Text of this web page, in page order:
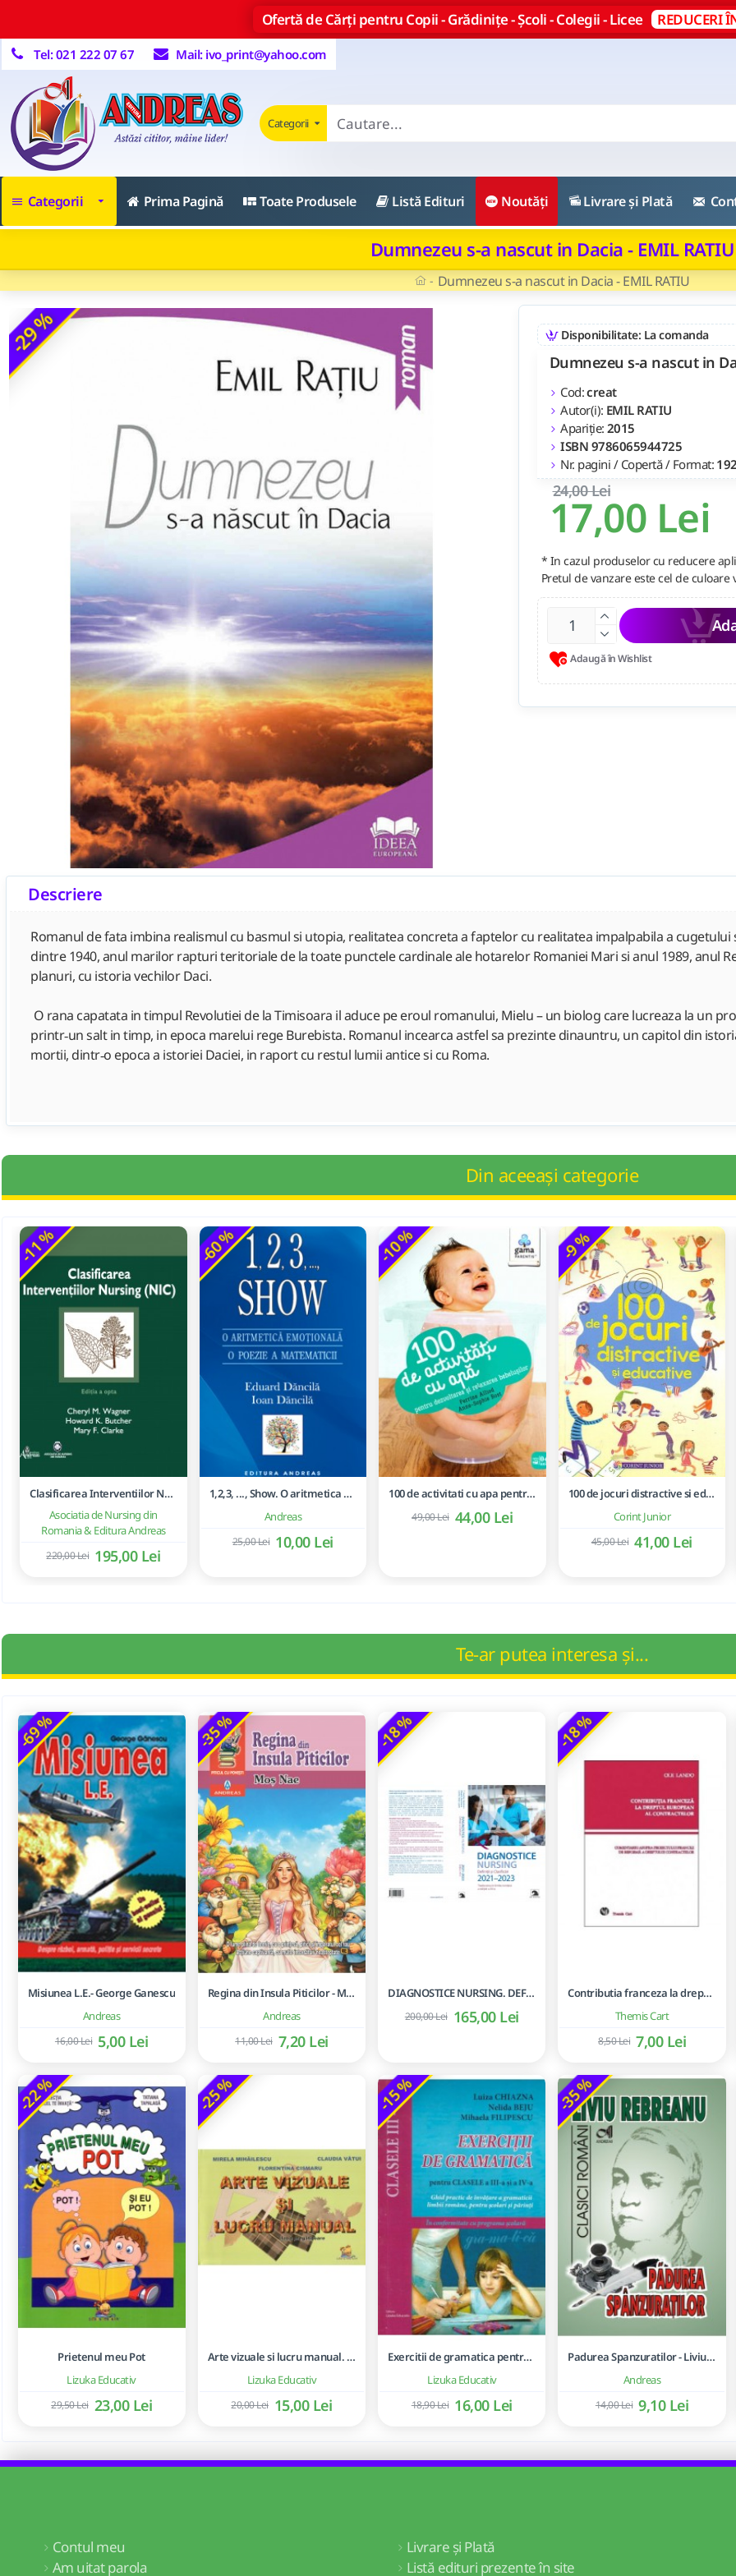
Ofertă de Cărți pentru Copii - Grădinițe - Școli - Colegii - Licee REDUCERI
Tel: 021 222 07 67 Mail: ivo_print@yahoo.com
Categorii
Categorii Prima Pagină Toate Produsele Listă Edituri Noutăți Livrare și Plată
Dumnezeu s-a nascut in Dacia - EMIL RATIU
Dumnezeu s-a nascut in Dacia - EMIL RATIU
-29 % Disponibilitate: La comanda
17,00 Lei
24,00 Lei
Dumnezeu s-a nascut in
Cod:creat
Autor(i): EMIL RATIU
Apariție: 2015
ISBN 9786065944725
Nr. pagini / Copertă / Format:
Adaugă în Wishlist
* In cazul produselor cu reducere
Pretul de vanzare este cel de culoare
Descriere
Romanul de fata imbina realismul cu basmul si utopia, realitatea concreta a faptelor cu realitatea impalpabila a
dintre 1940, anul marilor rapturi teritoriale de la toate punctele cardinale ale hotarelor Romaniei Mari si anul 1989, anul
planuri, cu istoria vechilor Daci.
O rana capatata in timpul Revolutiei de la Timisoara il aduce pe eroul romanului, Mielu – un biolog care lucreaza la un
printr‑un salt in timp, in epoca marelui rege Burebista. Romanul incearca astfel sa prezinte dinauntru, un capitol din
mortii, dintr‑o epoca a istoriei Daciei, in raport cu restul lumii antice si cu Roma.
Din aceeași categorie
-11 %
Asociatia de Nursing din
Romania & Editura Andreas
Clasificarea Interventiilor Nursing (NIC)
195,00 Lei
220,00 Lei
-60 %
Andreas
1,2,3, ..., Show. O aritmetica emotionala, o poezie a matematicii - Ioan Dancila
10,00 Lei
25,00 Lei
-10 %
100 de activitati cu apa pentru dezvoltarea si relaxarea bebelusilor - Perrine Alliod
44,00 Lei
49,00 Lei
-9 %
Corint Junior
100 de jocuri distractive si educative
41,00 Lei
45,00 Lei
Te-ar putea interesa și...
-69 %
Andreas
Misiunea L.E.- George Ganescu
5,00 Lei
16,00 Lei
-35 %
Andreas
Regina din Insula Piticilor - Mos Nae
7,20 Lei
11,00 Lei
-18 %
DIAGNOSTICE NURSING. DEFINITII SI CLASIFICARI 2021-2023.
165,00 Lei
200,00 Lei
-18 %
Themis Cart
Contributia franceza la dreptul european al contractelor
7,00 Lei
8,50 Lei
-22 %
Lizuka Educativ
Prietenul meu Pot
23,00 Lei
29,50 Lei
-25 %
Lizuka Educativ
Arte vizuale si lucru manual. Clasa pregatitoare - Mirela Mihailescu, Florentina Cismaru, Claudia Vatui
15,00 Lei
20,00 Lei
-15 %
Lizuka Educativ
Exercitii de gramatica pentru clasele a III-a si a IV-a - Ghid practic de invatare a gramaticii limbii romane, pentru scolarii mici si parinti
16,00 Lei
18,90 Lei
-35 %
Andreas
Padurea Spanzuratilor - Liviu Rebreanu
9,10 Lei
14,00 Lei
Contul meu
Am uitat parola
Livrare și Plată
Listă edituri prezente în site